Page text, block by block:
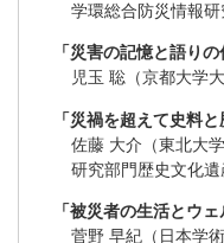
学環総合防災情報研
「災害の記憶と語りの
児玉 聡（京都大学
「災禍を超えて史料
佐藤 大介（東北大
研究部門歴史文化遺
「被災者の生活とウェ
菅野 早紀（日本学